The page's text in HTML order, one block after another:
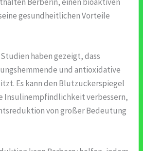
gesundheitlichen Vorteile
haben gezeigt, dass
und antioxidative
Es kann den Blutzuckerspiegel
Insulinempfindlichkeit verbessern,
von großer Bedeutung